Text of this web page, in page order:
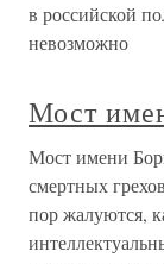
в российской
невозможно
Мост
Мост имени
смертных
пор жалуются,